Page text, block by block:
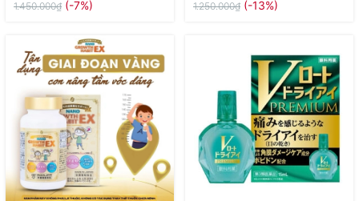
1.450.000₫ (-7%) 1.250.000₫ (-13%)